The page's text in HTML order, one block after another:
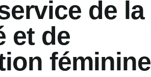
de la
et de
féminine